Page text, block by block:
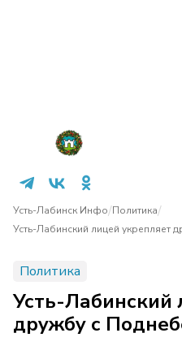
Усть-Лабинск Инфо/Политика/
Усть-Лабинский лицей укрепляет
Политика
Усть-Лабинский
дружбу с